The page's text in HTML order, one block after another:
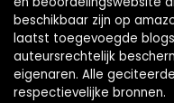
beschikbaar zijn op
laatst toegevoegde
auteursrechtelijk
eigenaren. Alle
respectievelijke bronnen.